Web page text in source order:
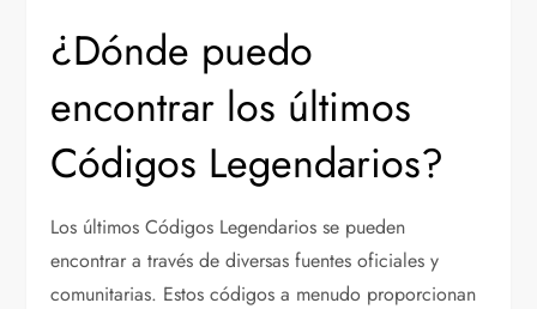
¿Dónde puedo
encontrar los últimos
Códigos Legendarios?
Los últimos Códigos Legendarios se pueden
encontrar a través de diversas fuentes oficiales y
comunitarias. Estos códigos a menudo proporcionan